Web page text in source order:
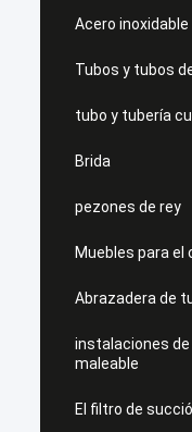
Acero inoxidable
Tubos y tubos
tubo y tubería
Brida
pezones de rey
Muebles para el
Abrazadera de
instalaciones
maleable
El filtro de